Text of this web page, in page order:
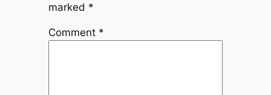
marked *
Comment *